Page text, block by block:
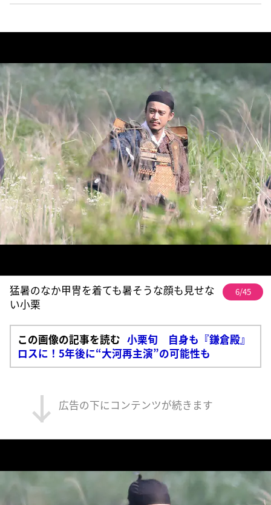
猛暑のなか甲冑を着ても暑そうな顔も見せな
い小栗
6/45
この画像の記事を読む 小栗旬 自身も『鎌倉殿』
ロスに！5年後に“大河再主演”の可能性も
広告の下にコンテンツが続きます